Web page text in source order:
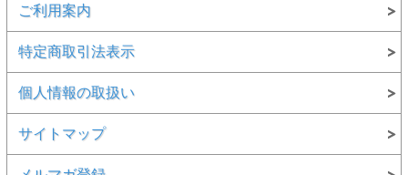
ご利用案内
特定商取引法表示
個人情報の取扱い
サイトマップ